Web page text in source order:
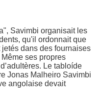
Savimbi organisait les
qu'il ordonnait que
dans des fournaises
ses propres
Le tabloíde
Jonas Malheiro Savimbi
angolaise devait